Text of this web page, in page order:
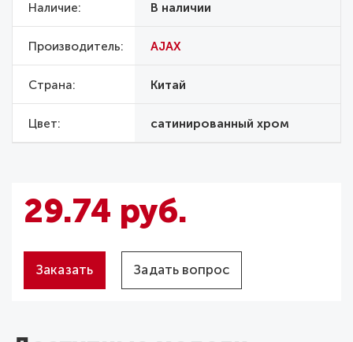
Наличие В наличии
Производитель AJAX
Страна Китай
Цвет сатинированный хром
29.74 руб.
Заказать Задать вопрос